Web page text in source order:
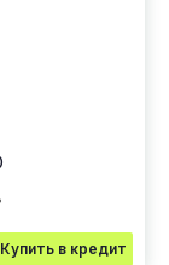
Купить в кредит